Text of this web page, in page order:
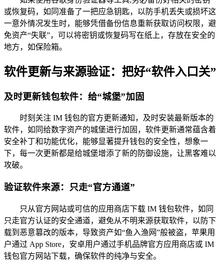
或恢复码，如同准备了一把应急钥匙，以防手机丢失或损坏这
一意外情况发生时，能够凭借备份信息重新获取访问权限，避
免资产“失联”，可以将密钥或恢复码写在纸上，存放在安全的
地方，如保险箱。
软件更新与来源验证：把好“软件入口关”
及时更新钱包软件：给“城堡”加固
时刻关注 IM 钱包的官方更新通知，及时安装最新版本的
软件，如同给数字资产的城堡进行加固，软件更新通常蕴含着
安全补丁和功能优化，能够显著提升钱包的安全性，想象一
下，每一次更新都是给城堡增添了新的防御设施，让黑客难以
攻破。
验证软件来源：只走“官方通道”
只从官方网站或可信的应用商店下载 IM 钱包软件，如同
只走官方认证的安全通道，避免从不明来源获取软件，以防下
载到恶意篡改的版本，导致资产如“鱼入渔网”般被盗，苹果用
户通过 App Store，安卓用户通过手机品牌官方应用商店或 IM
钱包官方网站下载，确保软件的纯净与安全。